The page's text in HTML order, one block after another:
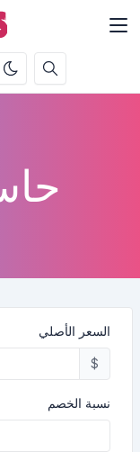
السعر الأصلي
$
نسبة الخصم